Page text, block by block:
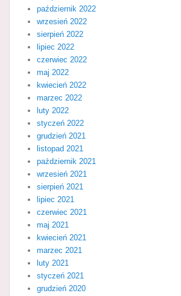
październik 2022
wrzesień 2022
sierpień 2022
lipiec 2022
czerwiec 2022
maj 2022
kwiecień 2022
marzec 2022
luty 2022
styczeń 2022
grudzień 2021
listopad 2021
październik 2021
wrzesień 2021
sierpień 2021
lipiec 2021
czerwiec 2021
maj 2021
kwiecień 2021
marzec 2021
luty 2021
styczeń 2021
grudzień 2020